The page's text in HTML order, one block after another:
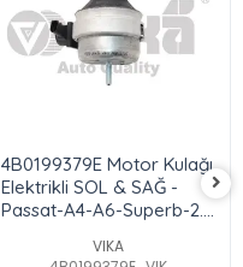
4B0199379E Motor Kulağı
Elektrikli SOL & SAĞ -
Passat-A4-A6-Superb-2.5
VIKA